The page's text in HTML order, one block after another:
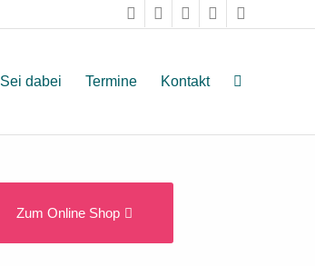
Sei dabei Termine Kontakt
Zum Online Shop